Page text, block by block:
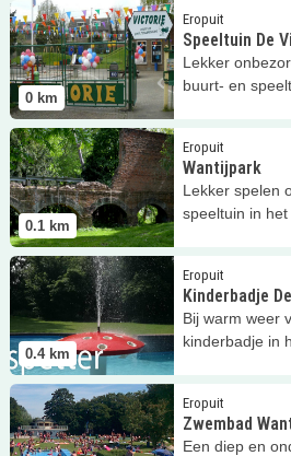
0 km
Eropuit
Speeltuin De
Lekker
buurt- en
Lees meer Speeltuin De Victorie
0.1 km
Eropuit
Wantijpark
Lekker spelen
speeltuin in
Lees meer Wantijpark
0.4 km
Eropuit
Kinderbadje
Bij warm weer
kinderbadje in
Lees meer Kinderbadje De
Eropuit
Zwembad
Een diep en
Lees meer Zwembad Wantijbad